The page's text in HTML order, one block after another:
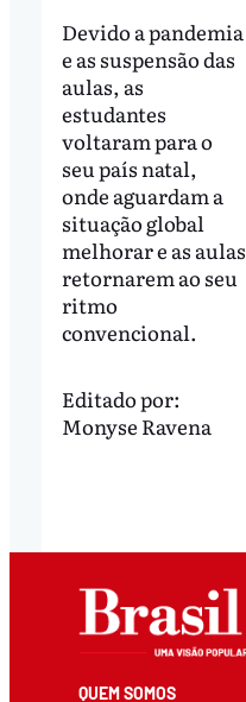
Devido a pandemia
e as suspensão das
aulas, as
estudantes
voltaram para o
seu país natal,
onde aguardam a
situação global
melhorar e as aulas
retornarem ao seu
ritmo
convencional.
Editado por:
Monyse Ravena
QUEM SOMOS